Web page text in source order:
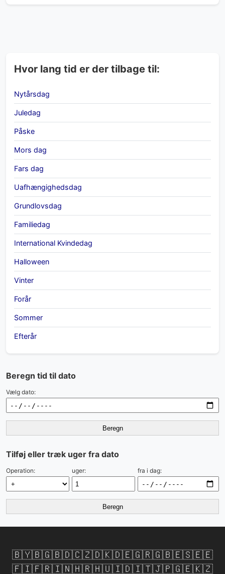
Hvor lang tid er der tilbage til:
Nytårsdag
Juledag
Påske
Mors dag
Fars dag
Uafhængighedsdag
Grundlovsdag
Familiedag
International Kvindedag
Halloween
Vinter
Forår
Sommer
Efterår
Beregn tid til dato
Vælg dato:
Beregn
Tilføj eller træk uger fra dato
Operation: uger: fra i dag:
Beregn
🇧🇾🇧🇬🇧🇩🇨🇿🇩🇰🇩🇪🇬🇷🇬🇧🇪🇸🇪🇪
🇫🇮🇫🇷🇮🇳🇭🇷🇭🇺🇮🇩🇮🇹🇯🇵🇬🇪🇰🇿